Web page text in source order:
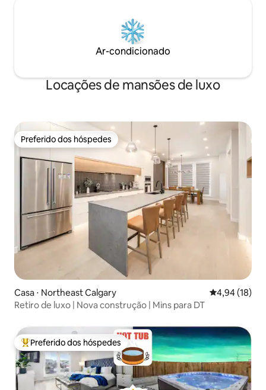
Ar-condicionado
Locações de mansões de luxo
Preferido dos hóspedes
Preferido dos hóspedes
Casa ⋅ Northeast Calgary 4,94 de uma
4,94 (18)
Retiro de luxo | Nova construção | Mins para DT
Entre os melhores preferidos dos hóspedes
Preferido dos hóspedes